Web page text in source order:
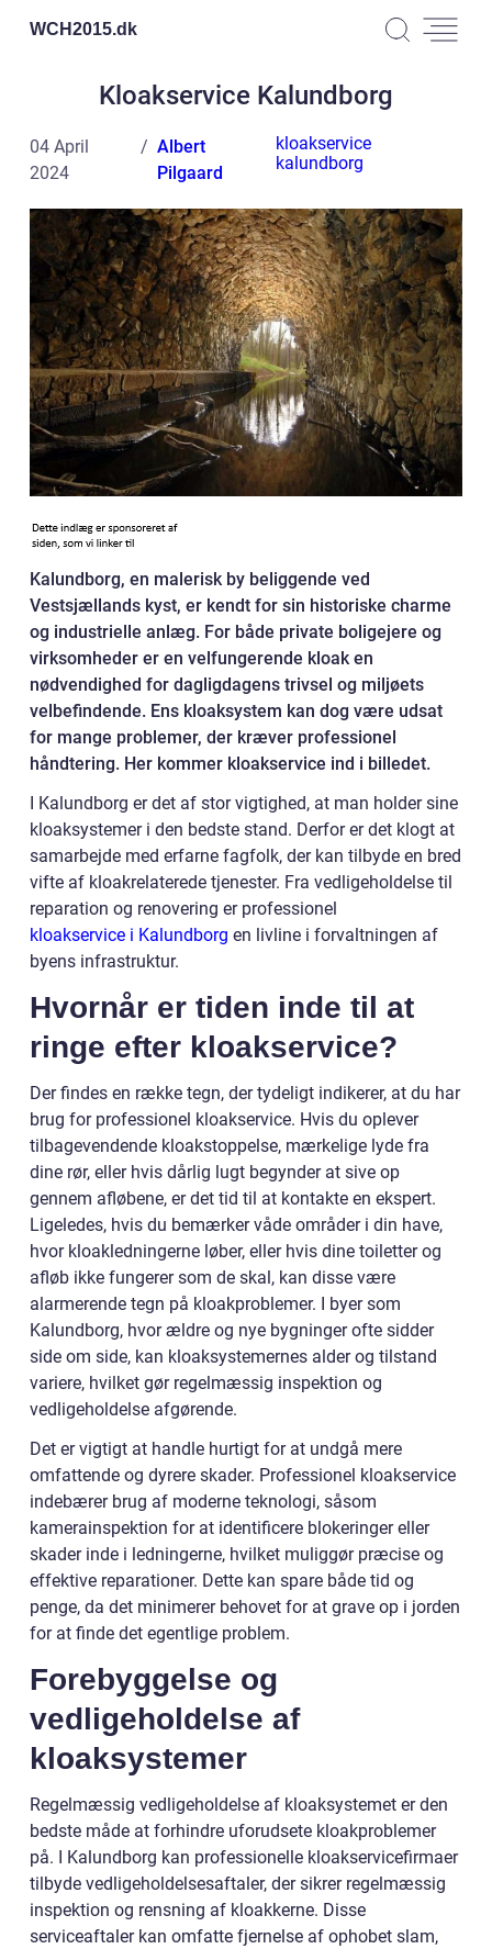
WCH2015.dk
Kloakservice Kalundborg
04 April
2024
Albert
Pilgaard
kloakservice
kalundborg
Kalundborg, en malerisk by beliggende ved
Vestsjællands kyst, er kendt for sin historiske charme
og industrielle anlæg. For både private boligejere og
virksomheder er en velfungerende kloak en
nødvendighed for dagligdagens trivsel og miljøets
velbefindende. Ens kloaksystem kan dog være udsat
for mange problemer, der kræver professionel
håndtering. Her kommer kloakservice ind i billedet.
I Kalundborg er det af stor vigtighed, at man holder sine
kloaksystemer i den bedste stand. Derfor er det klogt at
samarbejde med erfarne fagfolk, der kan tilbyde en bred
vifte af kloakrelaterede tjenester. Fra vedligeholdelse til
reparation og renovering er professionel
kloakservice i Kalundborg en livline i forvaltningen af
byens infrastruktur.
Hvornår er tiden inde til at
ringe efter kloakservice?
Der findes en række tegn, der tydeligt indikerer, at du har
brug for professionel kloakservice. Hvis du oplever
tilbagevendende kloakstoppelse, mærkelige lyde fra
dine rør, eller hvis dårlig lugt begynder at sive op
gennem afløbene, er det tid til at kontakte en ekspert.
Ligeledes, hvis du bemærker våde områder i din have,
hvor kloakledningerne løber, eller hvis dine toiletter og
afløb ikke fungerer som de skal, kan disse være
alarmerende tegn på kloakproblemer. I byer som
Kalundborg, hvor ældre og nye bygninger ofte sidder
side om side, kan kloaksystemernes alder og tilstand
variere, hvilket gør regelmæssig inspektion og
vedligeholdelse afgørende.
Det er vigtigt at handle hurtigt for at undgå mere
omfattende og dyrere skader. Professionel kloakservice
indebærer brug af moderne teknologi, såsom
kamerainspektion for at identificere blokeringer eller
skader inde i ledningerne, hvilket muliggør præcise og
effektive reparationer. Dette kan spare både tid og
penge, da det minimerer behovet for at grave op i jorden
for at finde det egentlige problem.
Forebyggelse og
vedligeholdelse af
kloaksystemer
Regelmæssig vedligeholdelse af kloaksystemet er den
bedste måde at forhindre uforudsete kloakproblemer
på. I Kalundborg kan professionelle kloakservicefirmaer
tilbyde vedligeholdelsesaftaler, der sikrer regelmæssig
inspektion og rensning af kloakkerne. Disse
serviceaftaler kan omfatte fjernelse af ophobet slam,